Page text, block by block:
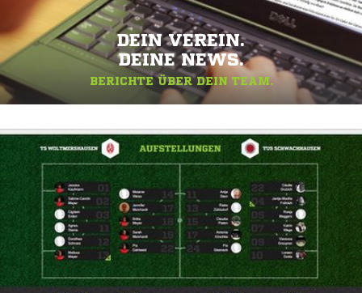
DEIN VEREIN.
DEINE NEWS.
BERICHTE ÜBER DEIN TEAM.